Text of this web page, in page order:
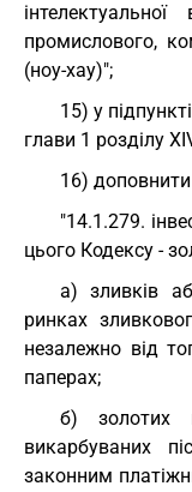
промислового,
(ноу-хау)";
15) у
глави 1 розділу
16)
"14.1.279.
цього Кодексу -
а) зливків
ринках
незалежно від
паперах;
б) золотих
викарбуваних
законним